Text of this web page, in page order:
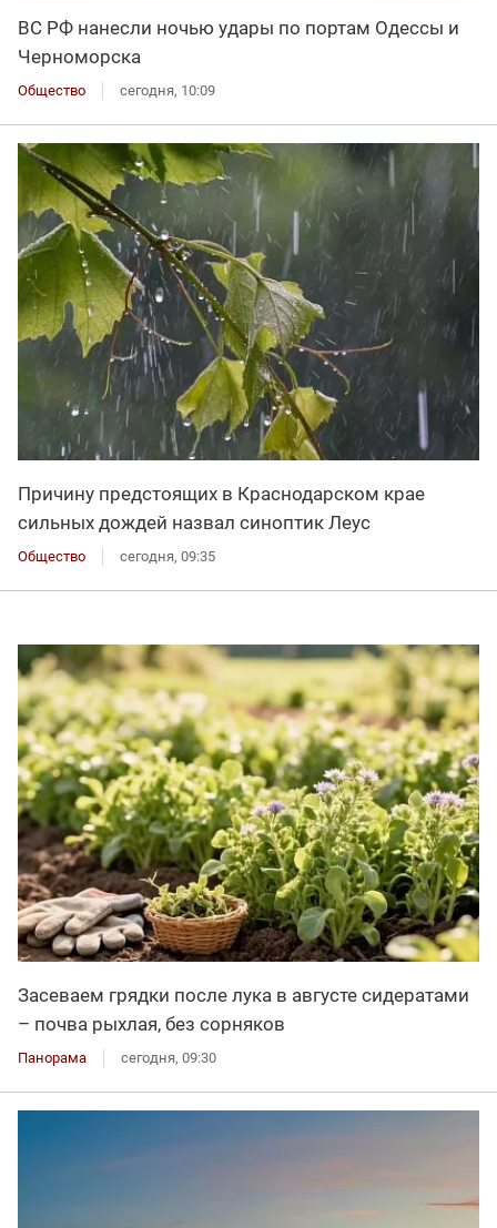
ВС РФ нанесли ночью удары по портам Одессы и
Черноморска
Общество сегодня, 10:09
Причину предстоящих в Краснодарском крае
сильных дождей назвал синоптик Леус
Общество сегодня, 09:35
Засеваем грядки после лука в августе сидератами
– почва рыхлая, без сорняков
Панорама сегодня, 09:30